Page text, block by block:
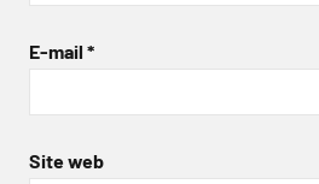
E-mail *
Site web